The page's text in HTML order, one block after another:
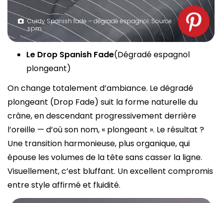
Curdy Spanish fade – dégradé espagnol. Source :
spm
Le Drop Spanish Fade(Dégradé espagnol
plongeant)
On change totalement d’ambiance. Le dégradé
plongeant (Drop Fade) suit la forme naturelle du
crâne, en descendant progressivement derrière
l’oreille — d’où son nom, « plongeant ». Le résultat ?
Une transition harmonieuse, plus organique, qui
épouse les volumes de la tête sans casser la ligne.
Visuellement, c’est bluffant. Un excellent compromis
entre style affirmé et fluidité.